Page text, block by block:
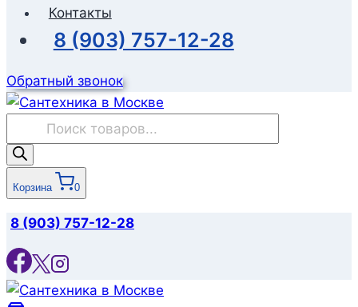
Контакты
8 (903) 757-12-28
Обратный звонок
товаров
Корзина 0
8 (903) 757-12-28